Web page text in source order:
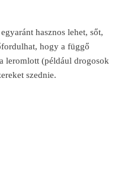
hasznos lehet, sőt,
hogy a függő
leromlott (például drogosok
szednie.